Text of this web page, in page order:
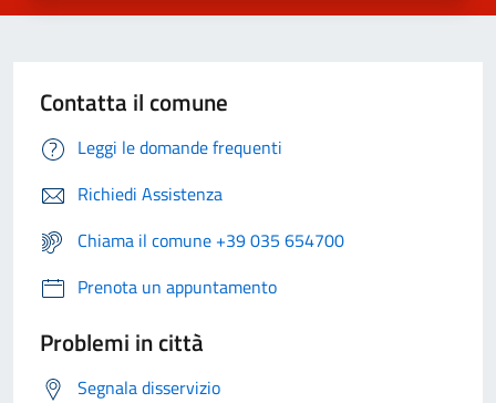
Contatta il comune
Leggi le domande frequenti
Richiedi Assistenza
Chiama il comune +39 035 654700
Prenota un appuntamento
Problemi in città
Segnala disservizio